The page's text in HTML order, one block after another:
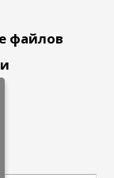
файлов